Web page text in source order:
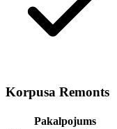
Korpusa Remonts
Pakalpojums